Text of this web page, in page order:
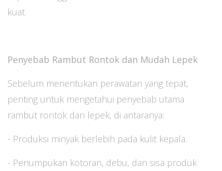
kuat.
Penyebab Rambut Rontok dan Mudah Lepek
Sebelum menentukan perawatan yang tepat,
penting untuk mengetahui penyebab utama
rambut rontok dan lepek, di antaranya:
- Produksi minyak berlebih pada kulit kepala.
- Penumpukan kotoran, debu, dan sisa produk